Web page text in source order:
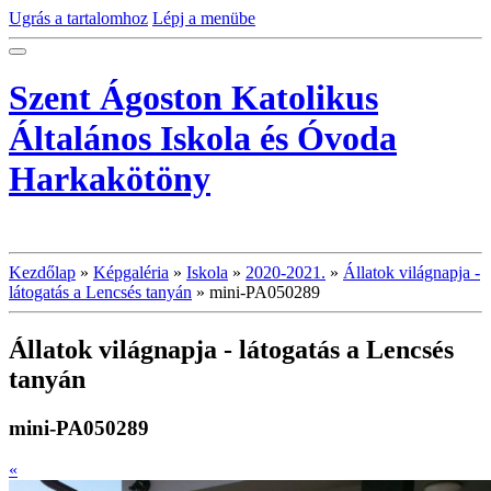
Ugrás a tartalomhoz Lépj a menübe
Szent Ágoston Katolikus
Általános Iskola és Óvoda
Harkakötöny
Kezdőlap » Képgaléria » Iskola » 2020-2021. » Állatok világnapja -
látogatás a Lencsés tanyán » mini-PA050289
Állatok világnapja - látogatás a Lencsés
tanyán
mini-PA050289
«